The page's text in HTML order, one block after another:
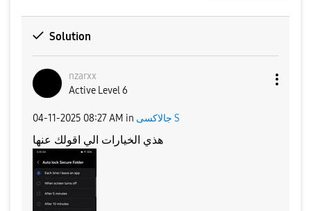
Solution
nzarxx
Active Level 6
‎04-11-2025 08:27 AM in جالاكسى S
هذي الخيارات الي اقولك عنها